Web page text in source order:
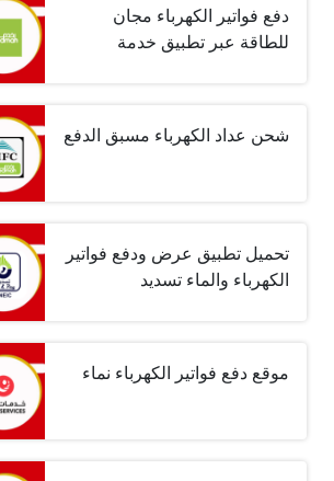
دفع فواتير الكهرباء مجان
للطاقة عبر تطبيق خدمة
شحن عداد الكهرباء مسبق الدفع
تحميل تطبيق عرض ودفع فواتير
الكهرباء والماء تسديد
موقع دفع فواتير الكهرباء نماء